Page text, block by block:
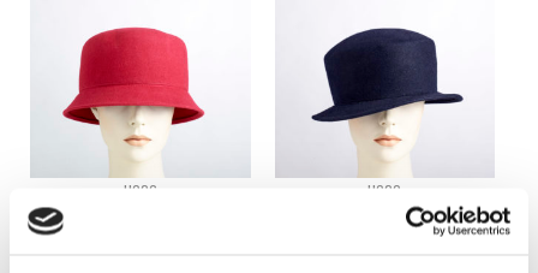
H026
ODEKORERAD FILTHATT – H026
H020
ODEKORERAD FILTHATT – H020